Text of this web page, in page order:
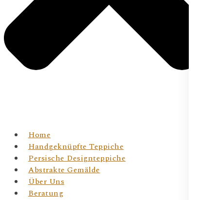
Home
Handgeknüpfte Teppiche
Persische Designteppiche
Abstrakte Gemälde
Über Uns
Beratung